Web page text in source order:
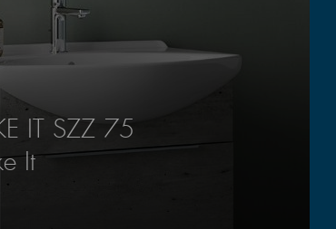
IT SZZ 75
It